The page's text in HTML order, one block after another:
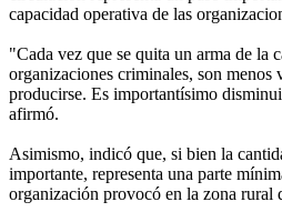
capacidad operativa de las
"Cada vez que se quita un arma de la
organizaciones criminales, son menos
producirse. Es importantísimo
afirmó.
Asimismo, indicó que, si bien la
importante, representa una parte
organización provocó en la zona rural